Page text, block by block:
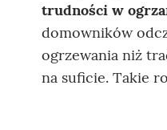
trudności w
domowników
ogrzewania niż
na suficie. Takie